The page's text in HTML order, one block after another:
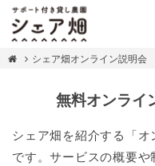
シェア畑オンライン説明会
無料オンライ
シェア畑を紹介する「
です。サービスの概要